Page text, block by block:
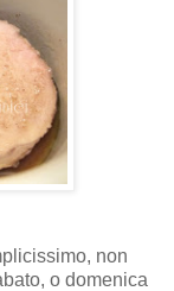
non
o domenica